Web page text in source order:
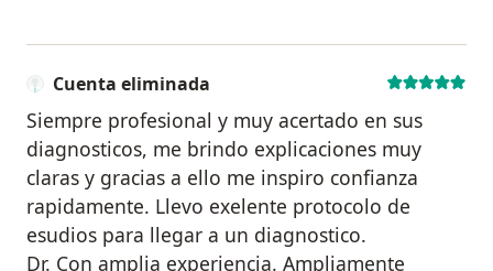
OF ARIZONA, OCTUBRE 2010
GENERAL 2010
CONSTANCIA AVALADA POR LA AMCG AC, COLEGIO
POSTGRADUADOS EN CIRUGIA GRAL AC, FEDERACION
NACIONAL DE COLEGIOS Y ASOCIACIONES DE
ESPECIALISTAS EN CIRUGIA GENERAL AC, UNI VERSITY
OF ARIZONA, OCTUBRE 2010
? POSTGRADO “CONCEPTOS ACTUALES EN LA
Cuenta eliminada
Siempre profesional y muy acertado en sus
diagnosticos, me brindo explicaciones muy
claras y gracias a ello me inspiro confianza
rapidamente. Llevo exelente protocolo de
esudios para llegar a un diagnostico.
Dr. Con amplia experiencia. Ampliamente